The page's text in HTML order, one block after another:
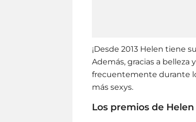
¡Desde 2013 Helen tiene
Además, gracias a belleza
frecuentemente durante
más sexys.
Los premios de